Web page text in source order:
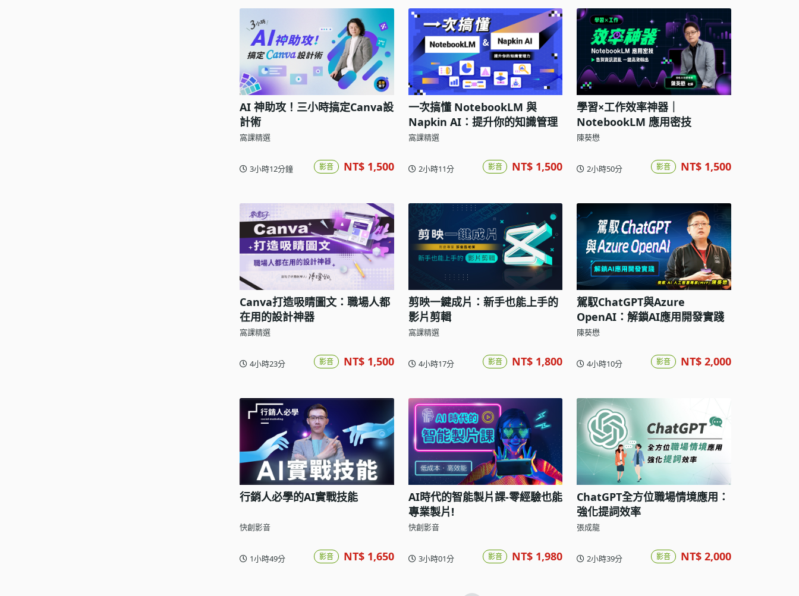
AI 神助攻！三小時搞定Canva設
計術
窩課精選
3小時12分鐘 影音 NT$ 1,500
一次搞懂 NotebookLM 與
Napkin AI：提升你的知識管理
力
窩課精選
2小時11分 影音 NT$ 1,500
學習×工作效率神器｜
NotebookLM 應用密技
陳葵懋
2小時50分 影音 NT$ 1,500
Canva打造吸睛圖文：職場人都
在用的設計神器
窩課精選
4小時23分 影音 NT$ 1,500
剪映一鍵成片：新手也能上手的
影片剪輯
窩課精選
4小時17分 影音 NT$ 1,800
駕馭ChatGPT與Azure
OpenAI：解鎖AI應用開發實踐
陳葵懋
4小時10分 影音 NT$ 2,000
行銷人必學的AI實戰技能
快創影音
1小時49分 影音 NT$ 1,650
AI時代的智能製片課-零經驗也能
專業製片!
快創影音
3小時01分 影音 NT$ 1,980
ChatGPT全方位職場情境應用：
強化提詞效率
張成龍
2小時39分 影音 NT$ 2,000